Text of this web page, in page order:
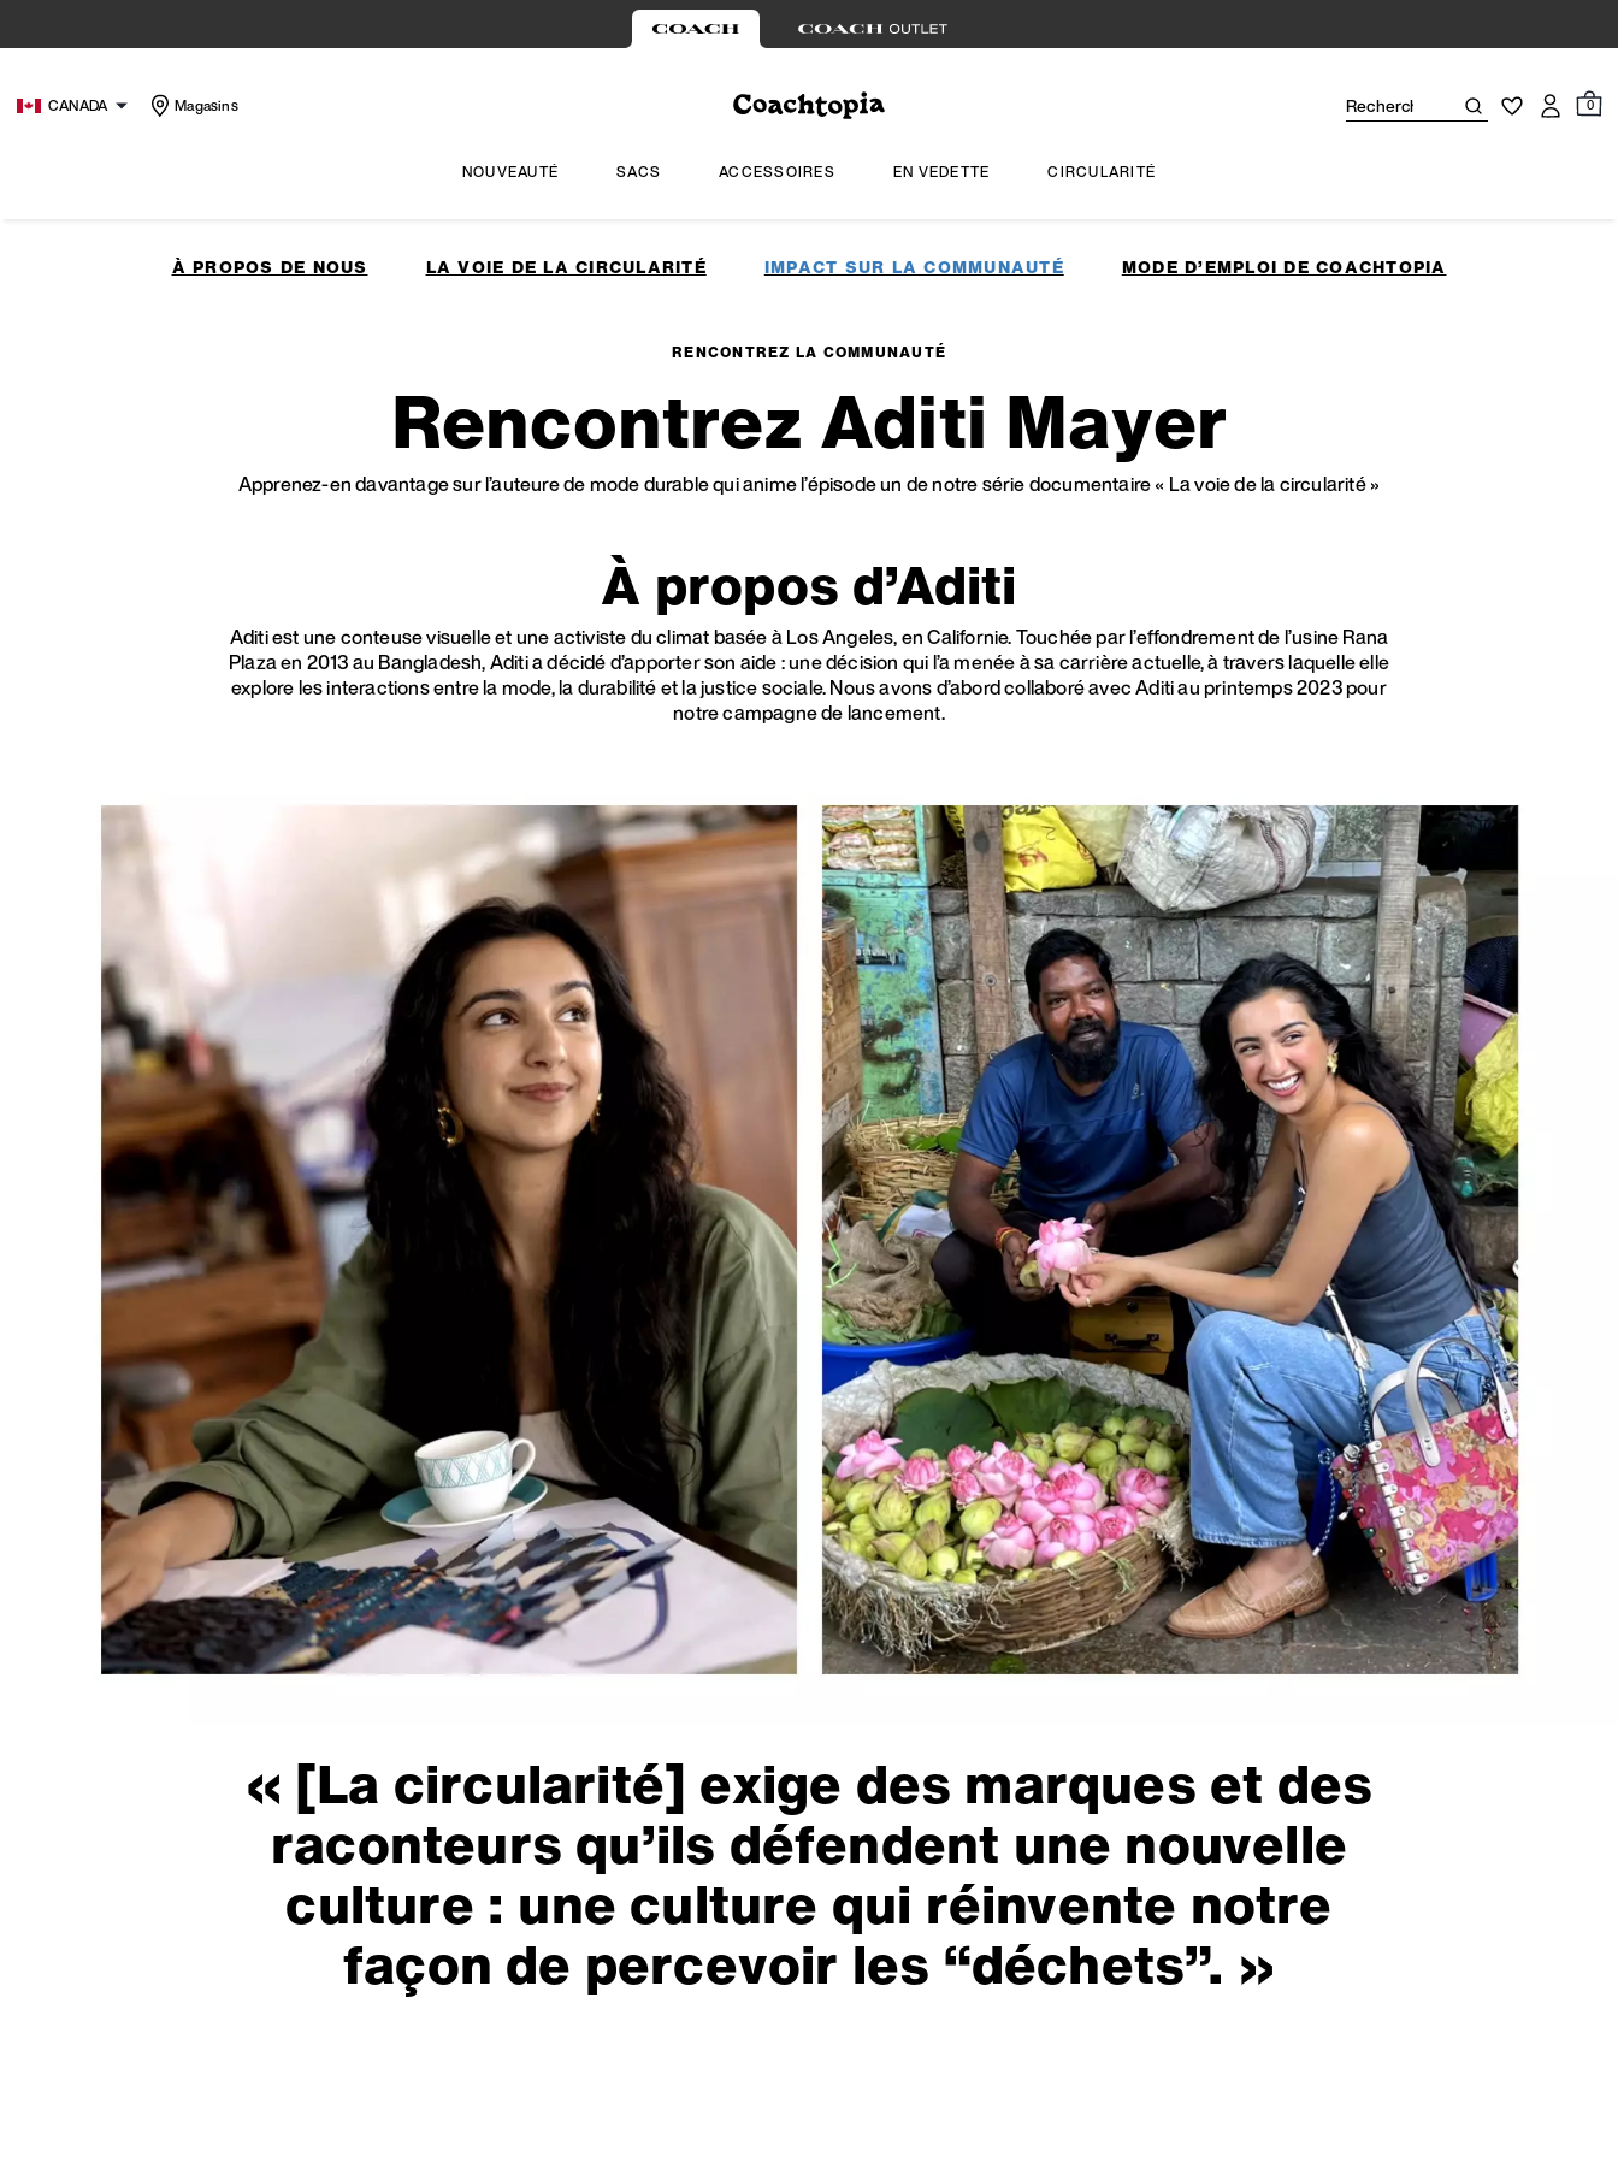
CANADA Magasins 0
NOUVEAUTÉ SACS ACCESSOIRES EN VEDETTE CIRCULARITÉ
À PROPOS DE NOUS LA VOIE DE LA CIRCULARITÉ IMPACT SUR LA COMMUNAUTÉ MODE D’EMPLOI DE COACHTOPIA
RENCONTREZ LA COMMUNAUTÉ
Rencontrez Aditi Mayer
Apprenez-en davantage sur l’auteure de mode durable qui anime l’épisode un de notre série documentaire « La voie de la circularité »
À propos d’Aditi
Aditi est une conteuse visuelle et une activiste du climat basée à Los Angeles, en Californie. Touchée par l’effondrement de l’usine Rana
Plaza en 2013 au Bangladesh, Aditi a décidé d’apporter son aide : une décision qui l’a menée à sa carrière actuelle, à travers laquelle elle
explore les interactions entre la mode, la durabilité et la justice sociale. Nous avons d’abord collaboré avec Aditi au printemps 2023 pour
notre campagne de lancement.
« [La circularité] exige des marques et des
raconteurs qu’ils défendent une nouvelle
culture : une culture qui réinvente notre
façon de percevoir les “déchets”. »